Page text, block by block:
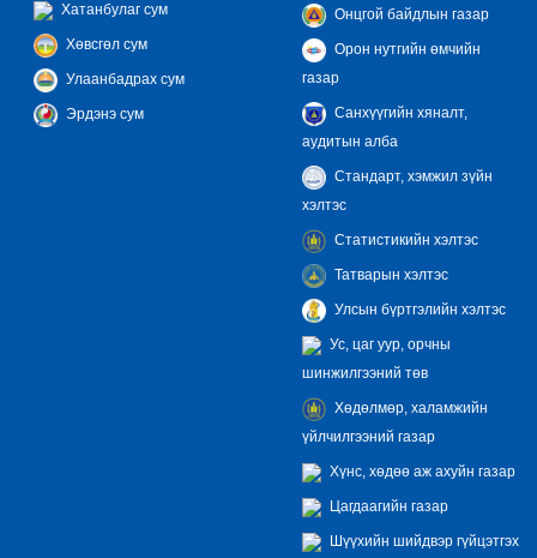
Хатанбулаг сум
Хөвсгөл сум
Улаанбадрах сум
Эрдэнэ сум
Онцгой байдлын газар
Орон нутгийн өмчийн
газар
Санхүүгийн хяналт,
аудитын алба
Стандарт, хэмжил зүйн
хэлтэс
Статистикийн хэлтэс
Татварын хэлтэс
Улсын бүртгэлийн хэлтэс
Ус, цаг уур, орчны
шинжилгээний төв
Хөдөлмөр, халамжийн
үйлчилгээний газар
Хүнс, хөдөө аж ахуйн газар
Цагдаагийн газар
Шүүхийн шийдвэр гүйцэтгэх